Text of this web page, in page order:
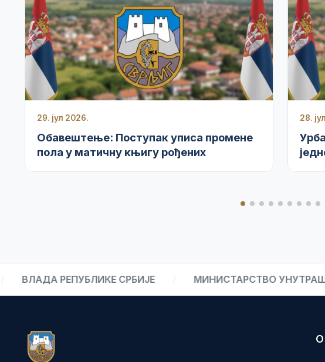
29. јул 2026.
Обавештење: Поступак уписа промене
пола у матичну књигу рођених
28.
РЕПУБЛИКЕ СРБИЈЕ / МИНИСТАРСТВО УНУТРАШЊИХ